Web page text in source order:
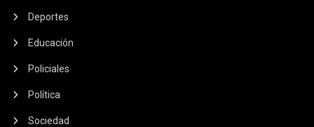
Deportes
Educación
Policiales
Política
Sociedad